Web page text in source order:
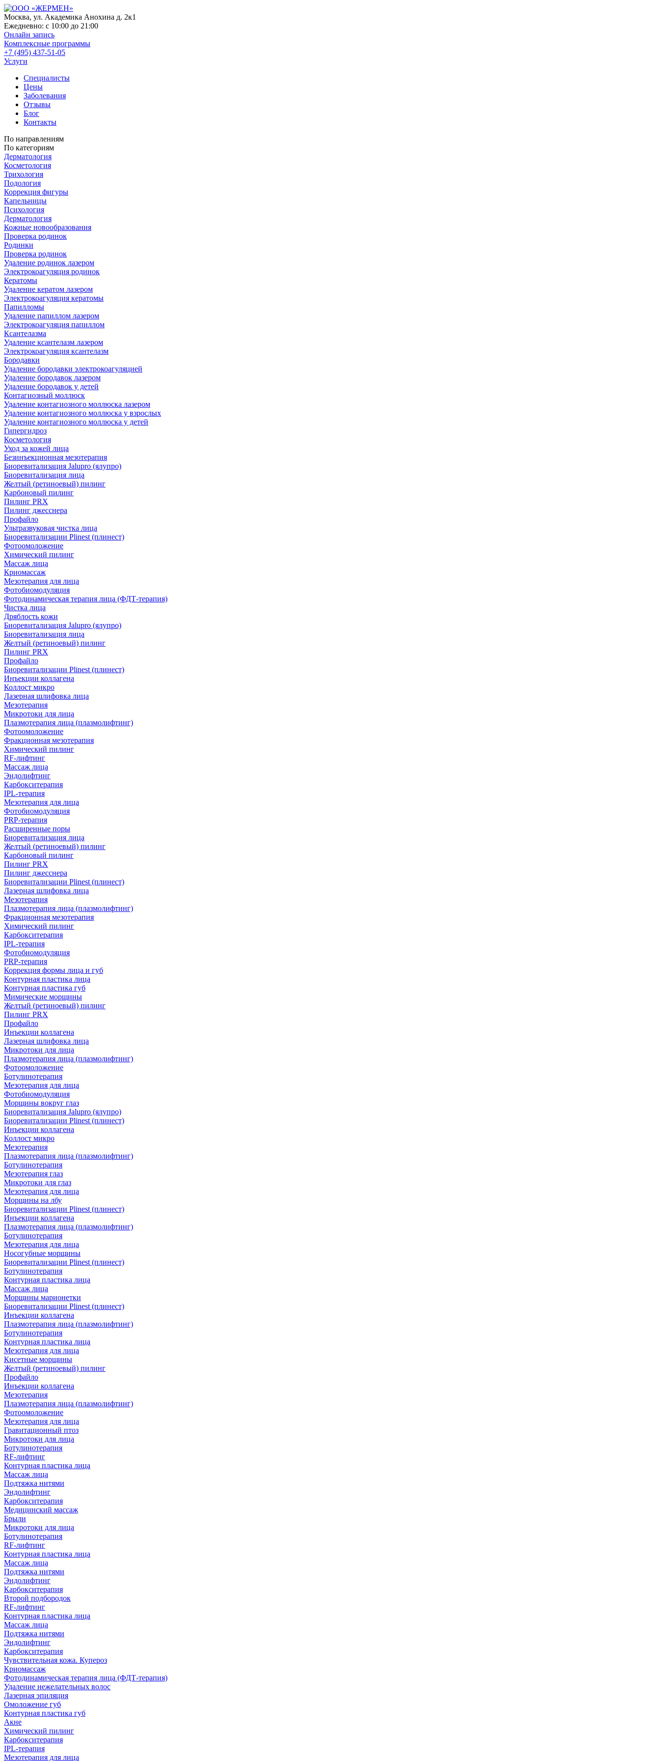
Москва, ул. Академика Анохина д. 2к1
Ежедневно: с 10:00 до 21:00
Онлайн запись
Комплексные программы
+7 (495) 437-51-05
Услуги
Специалисты
Цены
Заболевания
Отзывы
Блог
Контакты
По направлениям
По категориям
Дерматология
Косметология
Трихология
Подология
Коррекция фигуры
Капельницы
Психология
Дерматология
Кожные новообразования
Проверка родинок
Родинки
Проверка родинок
Удаление родинок лазером
Электрокоагуляция родинок
Кератомы
Удаление кератом лазером
Электрокоагуляция кератомы
Папилломы
Удаление папиллом лазером
Электрокоагуляция папиллом
Ксантелазма
Удаление ксантелазм лазером
Электрокоагуляция ксантелазм
Бородавки
Удаление бородавки электрокоагуляцией
Удаление бородавок лазером
Удаление бородавок у детей
Контагиозный моллюск
Удаление контагиозного моллюска лазером
Удаление контагиозного моллюска у взрослых
Удаление контагиозного моллюска у детей
Гипергидроз
Косметология
Уход за кожей лица
Безинъекционная мезотерапия
Биоревитализация Jalupro (ялупро)
Биоревитализация лица
Желтый (ретиноевый) пилинг
Карбоновый пилинг
Пилинг PRX
Пилинг джесснера
Профайло
Ультразвуковая чистка лица
Биоревитализации Plinest (плинест)
Фотоомоложение
Химический пилинг
Массаж лица
Криомассаж
Мезотерапия для лица
Фотобиомодуляция
Фотодинамическая терапия лица (ФДТ-терапия)
Чистка лица
Дряблость кожи
Биоревитализация Jalupro (ялупро)
Биоревитализация лица
Желтый (ретиноевый) пилинг
Пилинг PRX
Профайло
Биоревитализации Plinest (плинест)
Инъекции коллагена
Коллост микро
Лазерная шлифовка лица
Мезотерапия
Микротоки для лица
Плазмотерапия лица (плазмолифтинг)
Фотоомоложение
Фракционная мезотерапия
Химический пилинг
RF-лифтинг
Массаж лица
Эндолифтинг
Карбокситерапия
IPL‑терапия
Мезотерапия для лица
Фотобиомодуляция
PRP-терапия
Расширенные поры
Биоревитализация лица
Желтый (ретиноевый) пилинг
Карбоновый пилинг
Пилинг PRX
Пилинг джесснера
Биоревитализации Plinest (плинест)
Лазерная шлифовка лица
Мезотерапия
Плазмотерапия лица (плазмолифтинг)
Фракционная мезотерапия
Химический пилинг
Карбокситерапия
IPL‑терапия
Фотобиомодуляция
PRP-терапия
Коррекция формы лица и губ
Контурная пластика лица
Контурная пластика губ
Мимические морщины
Желтый (ретиноевый) пилинг
Пилинг PRX
Профайло
Инъекции коллагена
Лазерная шлифовка лица
Микротоки для лица
Плазмотерапия лица (плазмолифтинг)
Фотоомоложение
Ботулинотерапия
Мезотерапия для лица
Фотобиомодуляция
Морщины вокруг глаз
Биоревитализация Jalupro (ялупро)
Биоревитализации Plinest (плинест)
Инъекции коллагена
Коллост микро
Мезотерапия
Плазмотерапия лица (плазмолифтинг)
Ботулинотерапия
Мезотерапия глаз
Микротоки для глаз
Мезотерапия для лица
Морщины на лбу
Биоревитализации Plinest (плинест)
Инъекции коллагена
Плазмотерапия лица (плазмолифтинг)
Ботулинотерапия
Мезотерапия для лица
Носогубные морщины
Биоревитализации Plinest (плинест)
Ботулинотерапия
Контурная пластика лица
Массаж лица
Морщины марионетки
Биоревитализации Plinest (плинест)
Инъекции коллагена
Плазмотерапия лица (плазмолифтинг)
Ботулинотерапия
Контурная пластика лица
Мезотерапия для лица
Кисетные морщины
Желтый (ретиноевый) пилинг
Профайло
Инъекции коллагена
Мезотерапия
Плазмотерапия лица (плазмолифтинг)
Фотоомоложение
Мезотерапия для лица
Гравитационный птоз
Микротоки для лица
Ботулинотерапия
RF-лифтинг
Контурная пластика лица
Массаж лица
Подтяжка нитями
Эндолифтинг
Карбокситерапия
Медицинский массаж
Брыли
Микротоки для лица
Ботулинотерапия
RF-лифтинг
Контурная пластика лица
Массаж лица
Подтяжка нитями
Эндолифтинг
Карбокситерапия
Второй подбородок
RF-лифтинг
Контурная пластика лица
Массаж лица
Подтяжка нитями
Эндолифтинг
Карбокситерапия
Чувствительная кожа. Купероз
Криомассаж
Фотодинамическая терапия лица (ФДТ-терапия)
Удаление нежелательных волос
Лазерная эпиляция
Омоложение губ
Контурная пластика губ
Акне
Химический пилинг
Карбокситерапия
IPL‑терапия
Мезотерапия для лица